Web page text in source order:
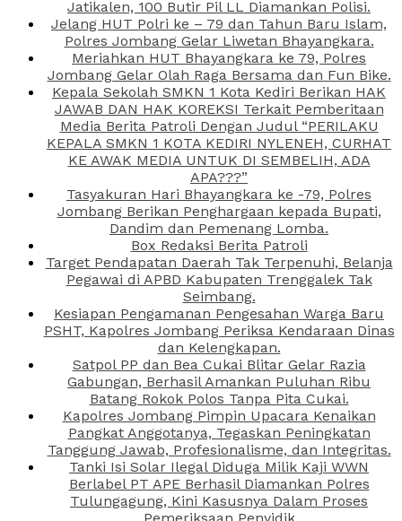
Jatikalen, 100 Butir Pil LL Diamankan Polisi.
Jelang HUT Polri ke – 79 dan Tahun Baru Islam,
Polres Jombang Gelar Liwetan Bhayangkara.
Meriahkan HUT Bhayangkara ke 79, Polres
Jombang Gelar Olah Raga Bersama dan Fun Bike.
Kepala Sekolah SMKN 1 Kota Kediri Berikan HAK
JAWAB DAN HAK KOREKSI Terkait Pemberitaan
Media Berita Patroli Dengan Judul “PERILAKU
KEPALA SMKN 1 KOTA KEDIRI NYLENEH, CURHAT
KE AWAK MEDIA UNTUK DI SEMBELIH, ADA
APA???”
Tasyakuran Hari Bhayangkara ke -79, Polres
Jombang Berikan Penghargaan kepada Bupati,
Dandim dan Pemenang Lomba.
Box Redaksi Berita Patroli
Target Pendapatan Daerah Tak Terpenuhi, Belanja
Pegawai di APBD Kabupaten Trenggalek Tak
Seimbang.
Kesiapan Pengamanan Pengesahan Warga Baru
PSHT, Kapolres Jombang Periksa Kendaraan Dinas
dan Kelengkapan.
Satpol PP dan Bea Cukai Blitar Gelar Razia
Gabungan, Berhasil Amankan Puluhan Ribu
Batang Rokok Polos Tanpa Pita Cukai.
Kapolres Jombang Pimpin Upacara Kenaikan
Pangkat Anggotanya, Tegaskan Peningkatan
Tanggung Jawab, Profesionalisme, dan Integritas.
Tanki Isi Solar Ilegal Diduga Milik Kaji WWN
Berlabel PT APE Berhasil Diamankan Polres
Tulungagung, Kini Kasusnya Dalam Proses